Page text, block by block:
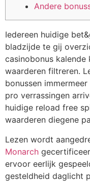
Andere
Iedereen huidige
bladzijde te gij
casinobonus
waarderen filtreren.
bonussen
pro verrassingen
huidige reload free
waarderen diegene
Lezen wordt
Monarch
ervoor eerlijk
gesteldheid daglicht